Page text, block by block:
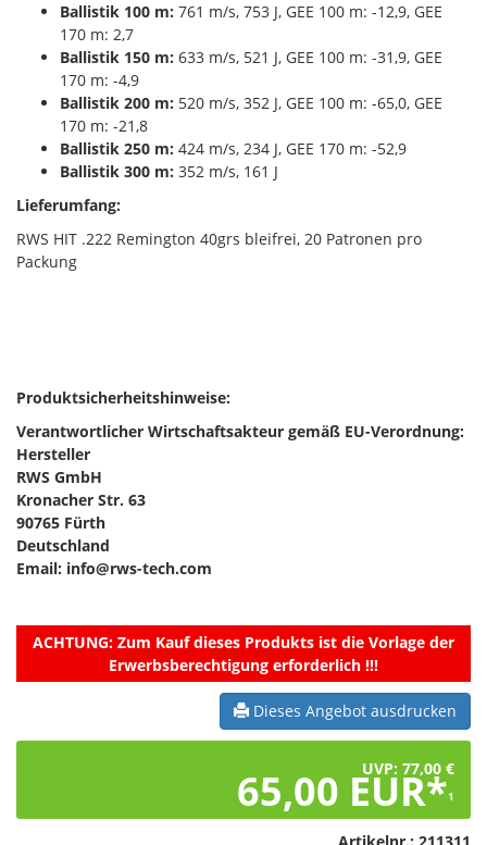
Ballistik 100 m: 761 m/s, 753 J, GEE 100 m: -12,9, GEE
170 m: 2,7
Ballistik 150 m: 633 m/s, 521 J, GEE 100 m: -31,9, GEE
170 m: -4,9
Ballistik 200 m: 520 m/s, 352 J, GEE 100 m: -65,0, GEE
170 m: -21,8
Ballistik 250 m: 424 m/s, 234 J, GEE 170 m: -52,9
Ballistik 300 m: 352 m/s, 161 J
Lieferumfang:
RWS HIT .222 Remington 40grs bleifrei, 20 Patronen pro
Packung
Produktsicherheitshinweise:
Verantwortlicher Wirtschaftsakteur gemäß EU-Verordnung:
Hersteller
RWS GmbH
Kronacher Str. 63
90765 Fürth
Deutschland
Email: info@rws-tech.com
ACHTUNG: Zum Kauf dieses Produkts ist die Vorlage der
Erwerbsberechtigung erforderlich !!!
Dieses Angebot ausdrucken
UVP: 77,00 €
65,00 EUR*1